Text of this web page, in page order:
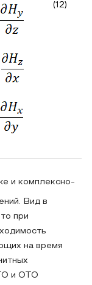
(12)
и комплексно-
Вид в
при
на время
и ОТО